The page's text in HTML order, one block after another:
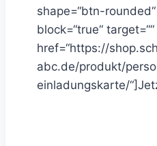
shape=“btn-
block=“true“ target=““
href=“https://
abc.de/produkt/
einladungskarte/